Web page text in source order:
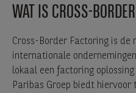
WAT IS CROSS-
Cross-Border Factoring is de
internationale
lokaal een factoring
Paribas Groep biedt